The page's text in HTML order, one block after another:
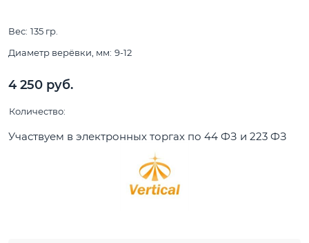
Вес: 135 гр.
Диаметр верёвки, мм: 9-12
4 250 руб.
Количество:
Участвуем в электронных торгах по 44 ФЗ и 223 ФЗ